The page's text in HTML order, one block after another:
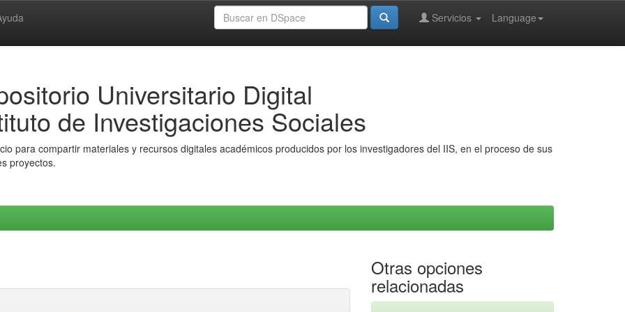
Language
Servicios
Universitario Digital
de Investigaciones Sociales
para compartir materiales y recursos digitales académicos producidos por los investigadores del IIS, en el proceso de sus
proyectos.
Otras opciones
relacionadas